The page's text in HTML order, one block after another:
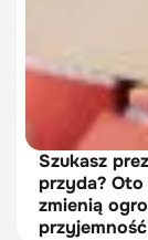
Szukasz
przyda? Oto
zmienią
przyjemność